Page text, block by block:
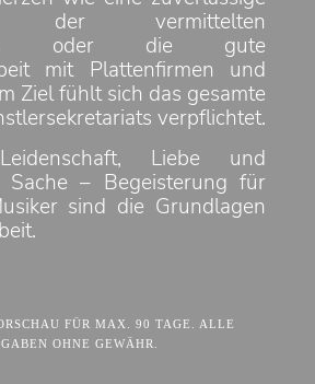
der vermittelten
oder die gute
mit Plattenfirmen und
Ziel fühlt sich das gesamte
verpflichtet.
Liebe und
Sache – Begeisterung für
sind die Grundlagen
FÜR MAX. 90 TAGE. ALLE
OHNE GEWÄHR.